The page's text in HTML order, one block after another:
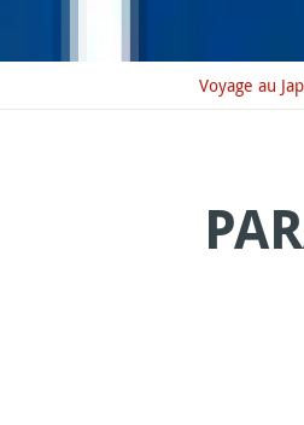
Voyage au